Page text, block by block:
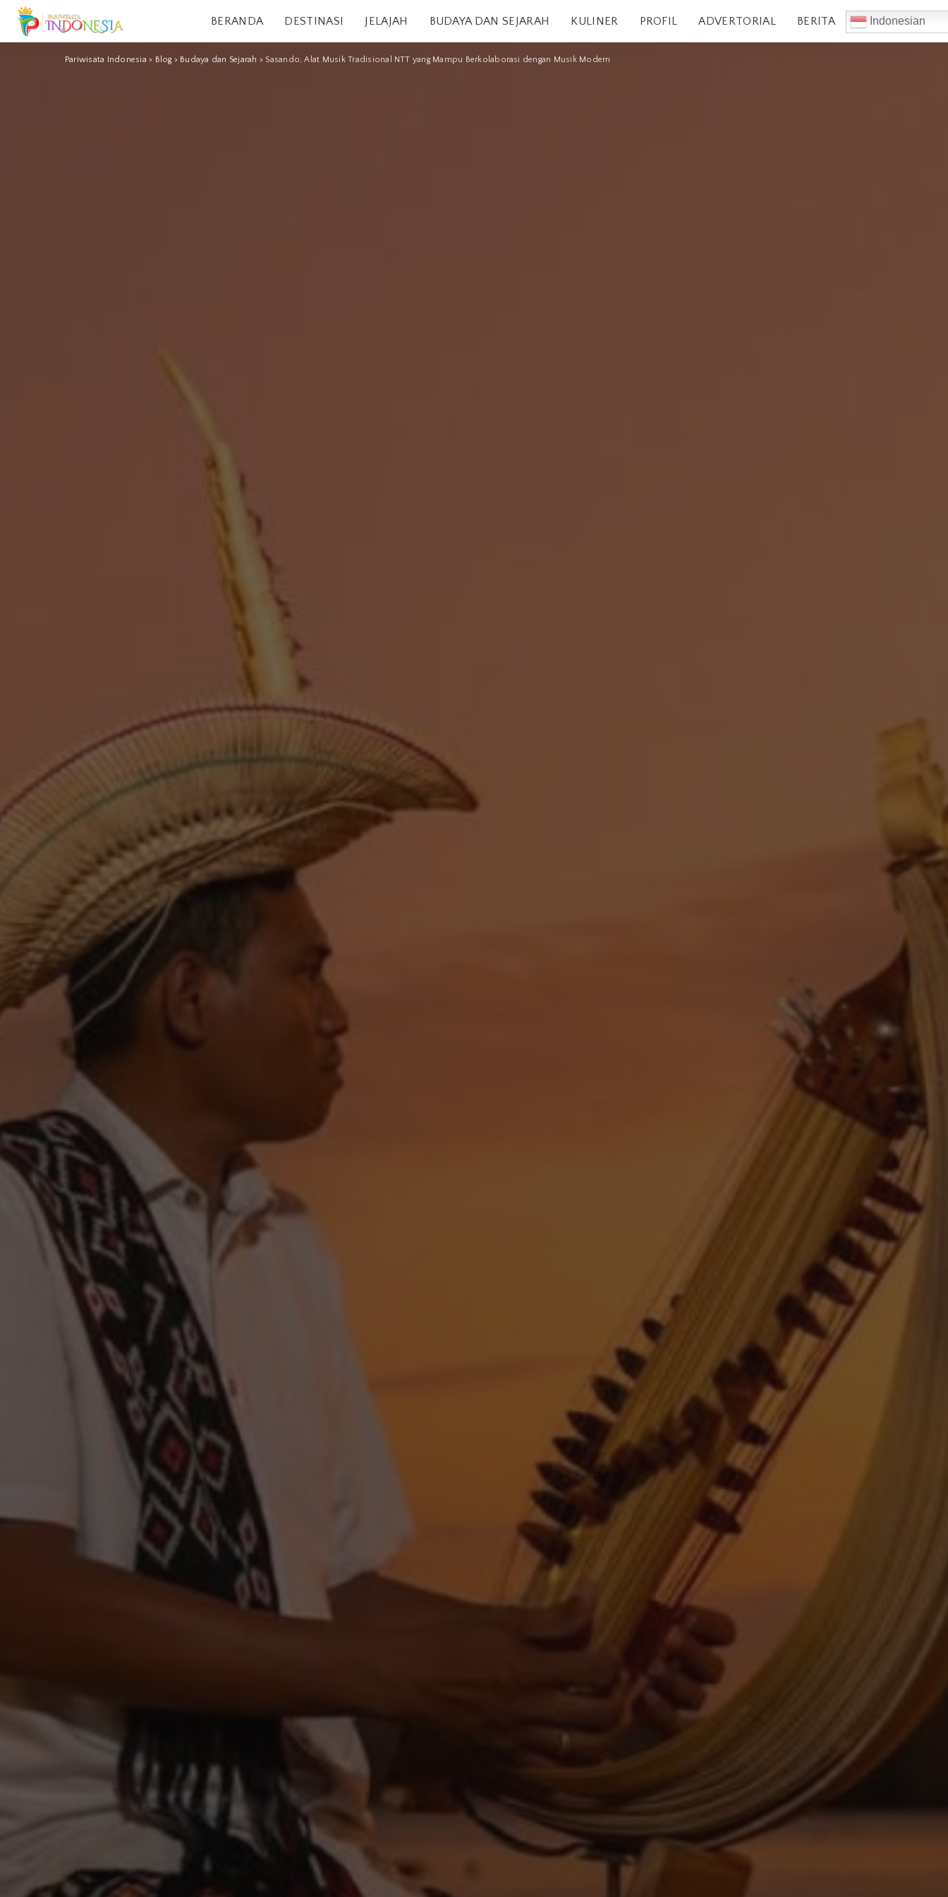
BERANDA DESTINASI JELAJAH BUDAYA DAN SEJARAH KULINER PROFIL ADVERTORIAL BERITA Indonesian
Pariwisata Indonesia > Blog > Budaya dan Sejarah > Sasando, Alat Musik Tradisional NTT yang Mampu Berkolaborasi dengan Musik Modern